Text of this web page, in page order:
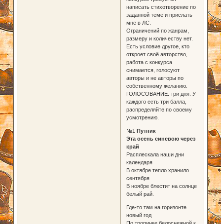
написать стихотворение по
заданной теме и прислать
мне в ЛС.
Ограничений по жанрам,
размеру и количеству нет.
Есть условие другое, кто
откроет своё авторство,
работа с конкурса
снимается, голосуют
авторы и не авторы по
собственному желанию.
ГОЛОСОВАНИЕ: три дня. У
каждого есть три балла,
распределяйте по своему
усмотрению.
№1 Путник
Эта осень синевою через
край
Расплескала наши дни
календаря
В октябре тепло хранило
сентября
В ноябре блестит на солнце
белый рай.
Где-то там на горизонте
новый год
По тропинке белоснежной к